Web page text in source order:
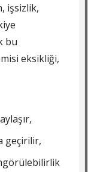
işsizlik,
bu
eksikliği,
geçirilir,